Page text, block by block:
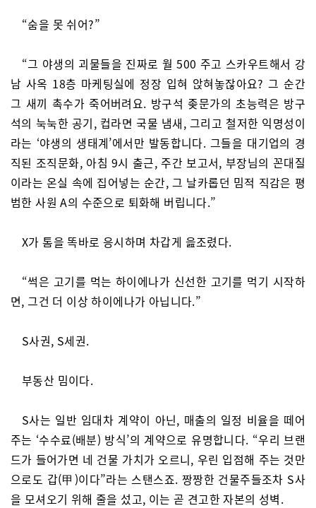
“숨을 못 쉬어?”
“그 야생의 괴물들을 진짜로 월 500 주고 스카우트해서 강
남 사옥 18층 마케팅실에 정장 입혀 앉혀놓잖아요? 그 순간
그 새끼 촉수가 죽어버려요. 방구석 좆문가의 초능력은 방구
석의 눅눅한 공기, 컵라면 국물 냄새, 그리고 철저한 익명성이
라는 ‘야생의 생태계’에서만 발동합니다. 그들을 대기업의 경
직된 조직문화, 아침 9시 출근, 주간 보고서, 부장님의 꼰대질
이라는 온실 속에 집어넣는 순간, 그 날카롭던 밈적 직감은 평
범한 사원 A의 수준으로 퇴화해 버립니다.”
X가 톰을 똑바로 응시하며 차갑게 읊조렸다.
“썩은 고기를 먹는 하이에나가 신선한 고기를 먹기 시작하
면, 그건 더 이상 하이에나가 아닙니다.”
S사권, S세권.
부동산 밈이다.
S사는 일반 임대차 계약이 아닌, 매출의 일정 비율을 떼어
주는 ‘수수료(배분) 방식’의 계약으로 유명합니다. “우리 브랜
드가 들어가면 네 건물 가치가 오르니, 우린 입점해 주는 것만
으로도 갑(甲)이다”라는 스탠스죠. 짱짱한 건물주들조차 S사
을 모셔오기 위해 줄을 섰고, 이는 곧 견고한 자본의 성벽.